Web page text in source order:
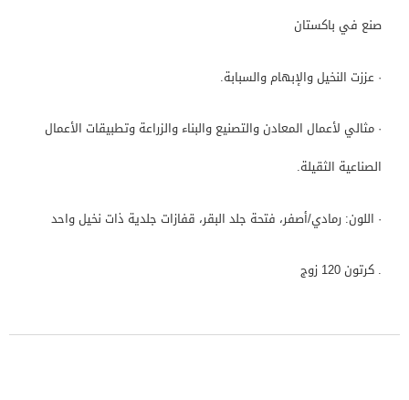
صنع في باكستان
· عززت النخيل والإبهام والسبابة.
· مثالي لأعمال المعادن والتصنيع والبناء والزراعة وتطبيقات الأعمال
الصناعية الثقيلة.
· اللون: رمادي/أصفر، فتحة جلد البقر، قفازات جلدية ذات نخيل واحد
. كرتون 120 زوج